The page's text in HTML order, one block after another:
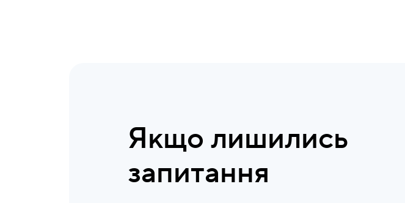
Якщо лишились
запитання